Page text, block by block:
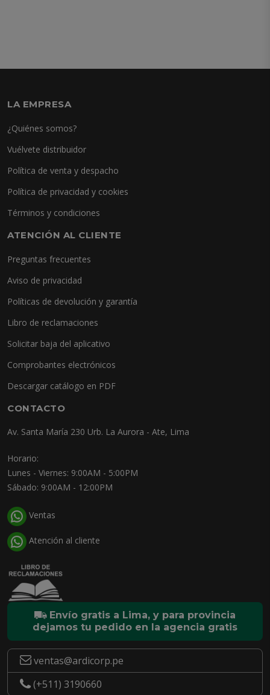
LA EMPRESA
¿Quiénes somos?
Vuélvete distribuidor
Política de venta y despacho
Política de privacidad y cookies
Términos y condiciones
ATENCIÓN AL CLIENTE
Preguntas frecuentes
Aviso de privacidad
Políticas de devolución y garantía
Libro de reclamaciones
Solicitar baja del aplicativo
Comprobantes electrónicos
Descargar catálogo en PDF
CONTACTO
Av. Santa María 230 Urb. La Aurora - Ate, Lima
Horario:
Lunes - Viernes: 9:00AM - 5:00PM
Sábado: 9:00AM - 12:00PM
Ventas
Atención al cliente
Envío gratis a Lima, y para provincia
dejamos tu pedido en la agencia gratis
ventas@ardicorp.pe
(+511) 3190660